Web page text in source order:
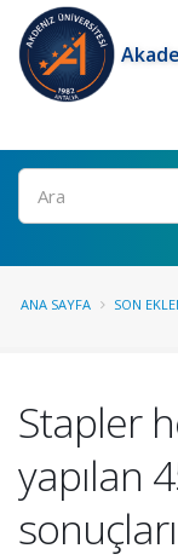
Ara
ANA SAYFA SON
Stapler
yapılan